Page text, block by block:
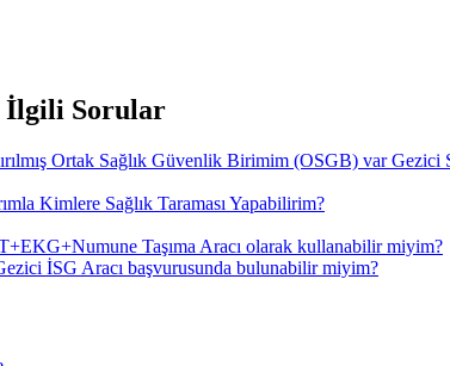
İlgili Sorular
Ortak Sağlık Güvenlik Birimim (OSGB) var
Kimlere Sağlık Taraması Yapabilirim?
Taşıma Aracı olarak kullanabilir miyim?
İSG Aracı başvurusunda bulunabilir miyim?